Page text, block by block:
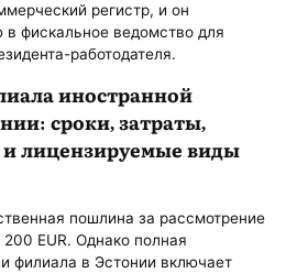
регистр, и он
фискальное ведомство для
работодателя.
иностранной
сроки, затраты,
и лицензируемые виды
пошлина за рассмотрение
EUR. Однако полная
филиала в Эстонии включает